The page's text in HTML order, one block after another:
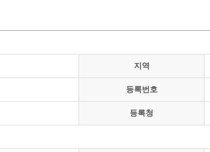
지역
등록번호
등록청